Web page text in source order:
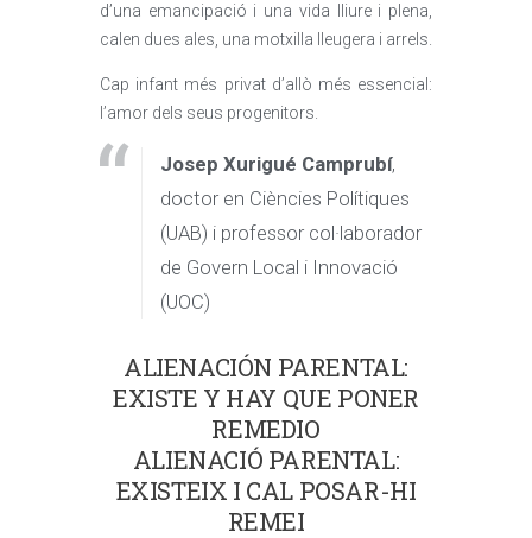
d’una emancipació i una vida lliure i plena,
calen dues ales, una motxilla lleugera i arrels.
Cap infant més privat d’allò més essencial:
l’amor dels seus progenitors.
Josep Xurigué Camprubí,
doctor en Ciències Polítiques
(UAB) i professor col·laborador
de Govern Local i Innovació
(UOC)
ALIENACIÓN PARENTAL:
EXISTE Y HAY QUE PONER
REMEDIO
ALIENACIÓ PARENTAL:
EXISTEIX I CAL POSAR-HI
REMEI